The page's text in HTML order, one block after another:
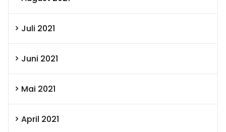
Juli 2021
Juni 2021
Mai 2021
April 2021